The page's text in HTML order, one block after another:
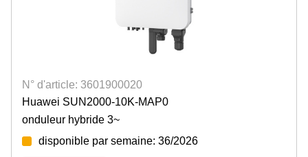
N° d'article: 3601900020
Huawei SUN2000-10K-MAP0
onduleur hybride 3~
disponible par semaine: 36/2026